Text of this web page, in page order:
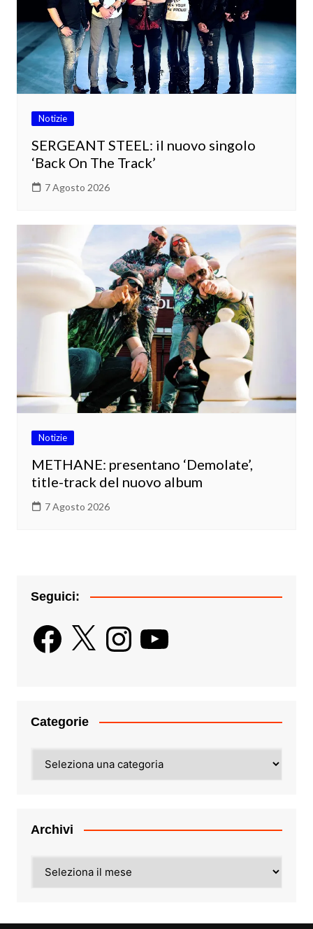
Notizie
SERGEANT STEEL: il nuovo singolo
‘Back On The Track’
7 Agosto 2026
Notizie
METHANE: presentano ‘Demolate’,
title-track del nuovo album
7 Agosto 2026
Seguici:
Facebook
X InstagramYouTube
Categorie
Archivi